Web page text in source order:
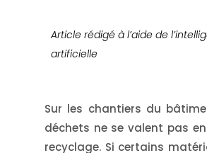
Article rédigé à l’aide de
artificielle
Sur les chantiers du
déchets ne se valent pas
recyclage. Si certains